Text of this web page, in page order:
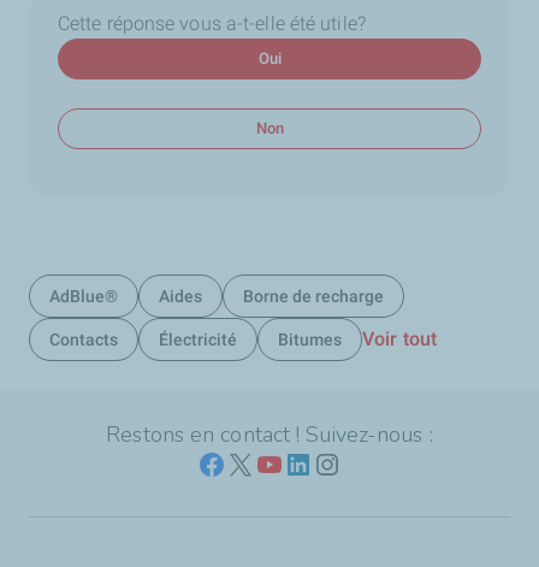
Cette réponse vous a-t-elle été utile?
Oui
Non
AdBlue® Aides Borne de recharge
Contacts Électricité Bitumes Voir tout
Restons en contact ! Suivez-nous :